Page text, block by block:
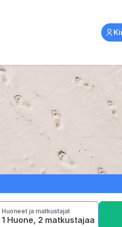
1 Huone, 2 matkustajaa
Huoneet ja matkustajat